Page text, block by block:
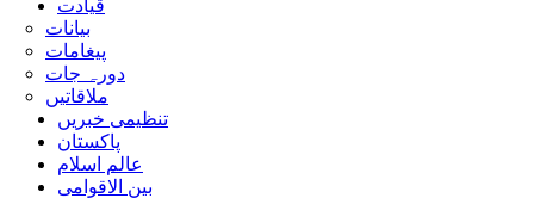
قیادت
بیانات
پیغامات
دورہ جات
ملاقاتیں
تنظیمی خبریں
پاکستان
عالم اسلام
بین الاقوامی